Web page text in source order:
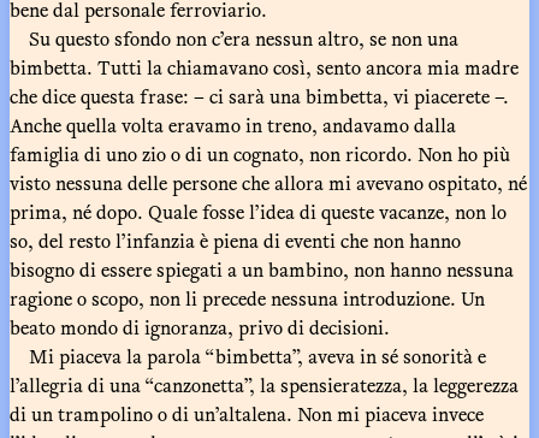
bene dal personale ferroviario.
Su questo sfondo non c’era nessun altro, se non una
bimbetta. Tutti la chiamavano così, sento ancora mia madre
che dice questa frase: – ci sarà una bimbetta, vi piacerete –.
Anche quella volta eravamo in treno, andavamo dalla
famiglia di uno zio o di un cognato, non ricordo. Non ho più
visto nessuna delle persone che allora mi avevano ospitato, né
prima, né dopo. Quale fosse l’idea di queste vacanze, non lo
so, del resto l’infanzia è piena di eventi che non hanno
bisogno di essere spiegati a un bambino, non hanno nessuna
ragione o scopo, non li precede nessuna introduzione. Un
beato mondo di ignoranza, privo di decisioni.
Mi piaceva la parola “bimbetta”, aveva in sé sonorità e
l’allegria di una “canzonetta”, la spensieratezza, la leggerezza
di un trampolino o di un’altalena. Non mi piaceva invece